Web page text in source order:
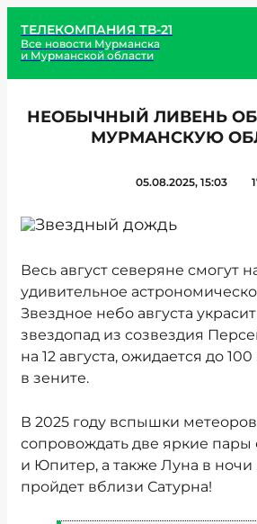
ТЕЛЕКОМПАНИЯ ТВ-21
Все новости Мурманска
и Мурманской области
НЕОБЫЧНЫЙ ЛИВЕНЬ
МУРМАНСКУЮ
05.08.2025, 15:03
Весь август северяне смогут
удивительное
Звездное небо августа
звездопад из созвездия
на 12 августа, ожидается до
в зените.
В 2025 году вспышки
сопровождать две яркие пары
и Юпитер, а также Луна в
пройдет вблизи Сатурна!